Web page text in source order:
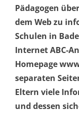
Pädagogen
dem Web zu
Schulen in
Internet ABC-
Homepage
separaten
Eltern viele
und dessen